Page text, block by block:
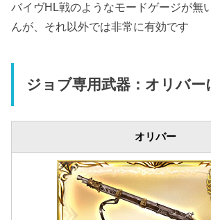
バイヴHL戦のようなモードゲージが無
んが、それ以外では非常に有効です
ジョブ専用武器：オリバー
オリバー